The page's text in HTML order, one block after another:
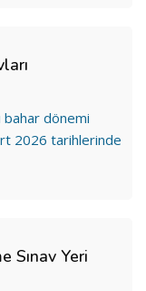
bahar dönemi
2026 tarihlerinde
Sınav Yeri